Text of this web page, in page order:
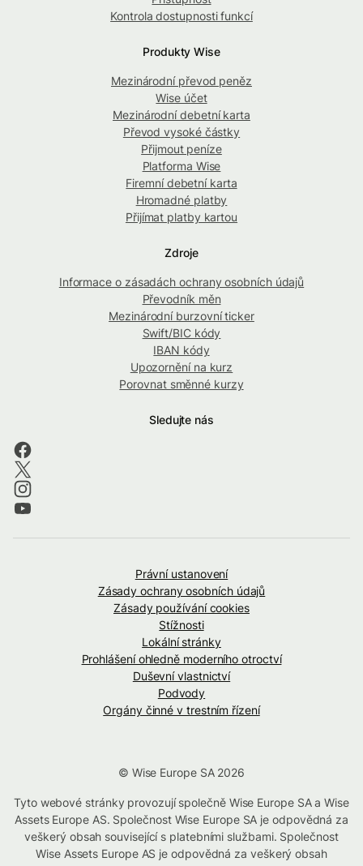
Kontrola dostupnosti funkcí
Produkty Wise
Mezinárodní převod peněz
Wise účet
Mezinárodní debetní karta
Převod vysoké částky
Přijmout peníze
Platforma Wise
Firemní debetní karta
Hromadné platby
Přijímat platby kartou
Zdroje
Informace o zásadách ochrany osobních údajů
Převodník měn
Mezinárodní burzovní ticker
Swift/BIC kódy
IBAN kódy
Upozornění na kurz
Porovnat směnné kurzy
Sledujte nás
Právní ustanovení
Zásady ochrany osobních údajů
Zásady používání cookies
Stížnosti
Lokální stránky
Prohlášení ohledně moderního otroctví
Duševní vlastnictví
Podvody
Orgány činné v trestním řízení
© Wise Europe SA 2026
Tyto webové stránky provozují společně Wise Europe SA a Wise
Assets Europe AS. Společnost Wise Europe SA je odpovědná za
veškerý obsah související s platebními službami. Společnost
Wise Assets Europe AS je odpovědná za veškerý obsah